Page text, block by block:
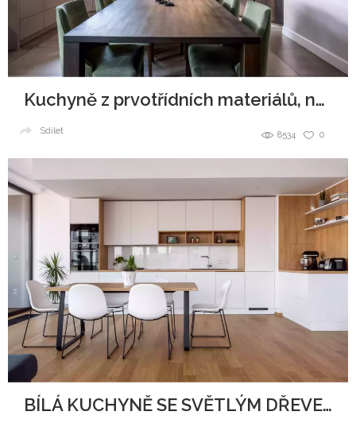
Kuchyně z prvotřídních materiálů, navždy jako nová
0
8534
Sdílet
BÍLÁ KUCHYNĚ SE SVĚTLÝM DŘEVEM